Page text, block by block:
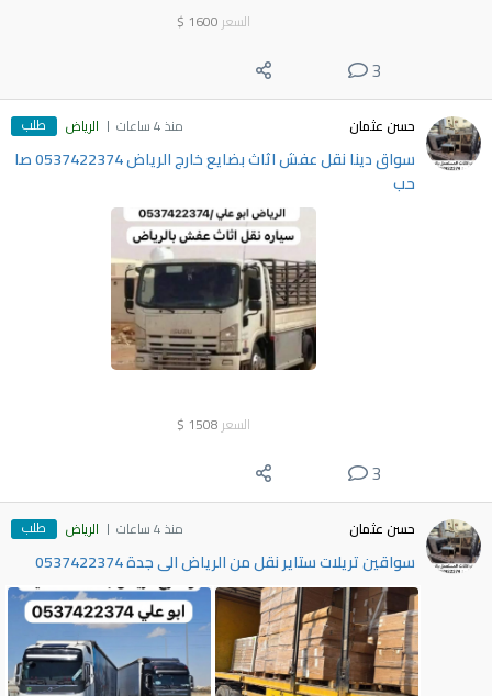
السعر 1600
$
3
حسن عثمان منذ 4 ساعات الرياض طلب
سواق دينا نقل عفش اثاث بضايع خارج الرياض 0537422374 صا
حب
السعر 1508
$
3
حسن عثمان منذ 4 ساعات الرياض طلب
سواقين تريلات ستاير نقل من الرياض الى جدة 0537422374